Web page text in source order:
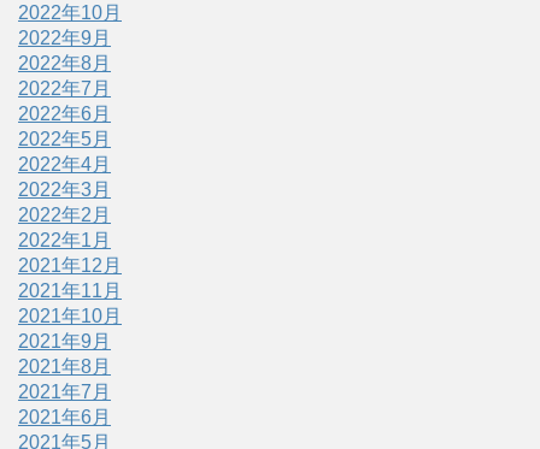
2022年10月
2022年9月
2022年8月
2022年7月
2022年6月
2022年5月
2022年4月
2022年3月
2022年2月
2022年1月
2021年12月
2021年11月
2021年10月
2021年9月
2021年8月
2021年7月
2021年6月
2021年5月